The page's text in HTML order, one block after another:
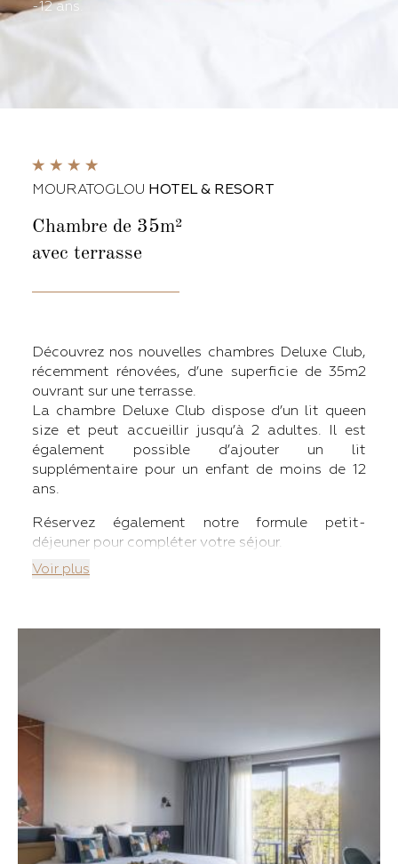
-12 ans.
MOURATOGLOU HOTEL & RESORT
Chambre de 35m²
avec terrasse
Découvrez nos nouvelles chambres Deluxe Club,
récemment rénovées, d’une superficie de 35m2
ouvrant sur une terrasse.
La chambre Deluxe Club dispose d’un lit queen
size et peut accueillir jusqu’à 2 adultes. Il est
également possible d’ajouter un lit
supplémentaire pour un enfant de moins de 12
ans.
Réservez également notre formule petit-
déjeuner pour compléter votre séjour.
Voir plus